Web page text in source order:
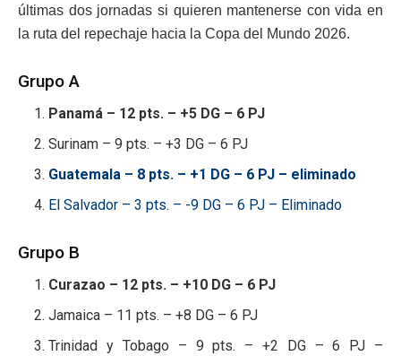
últimas dos jornadas si quieren mantenerse con vida en
la ruta del repechaje hacia la Copa del Mundo 2026.
Grupo A
Panamá – 12 pts. – +5 DG – 6 PJ
Surinam – 9 pts. – +3 DG – 6 PJ
Guatemala – 8 pts. – +1 DG – 6 PJ – eliminado
El Salvador – 3 pts. – -9 DG – 6 PJ – Eliminado
Grupo B
Curazao – 12 pts. – +10 DG – 6 PJ
Jamaica – 11 pts. – +8 DG – 6 PJ
Trinidad y Tobago – 9 pts. – +2 DG – 6 PJ –